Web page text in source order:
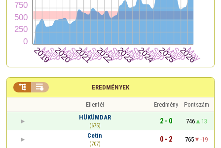
EREDMÉNYEK
 
Ellenfél Eredmény
Pontszám
HÜKÜMDAR
(675)
2 - 0 746
13
Cetin
(707)
0 - 2 765
-19